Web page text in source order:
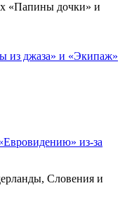
«Папины дочки» и
из-за
Словения и